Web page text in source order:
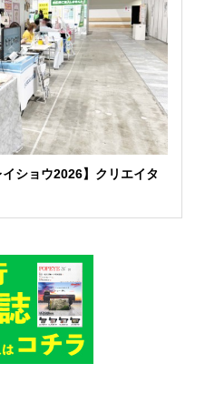
ショウ2026】クリエイタ